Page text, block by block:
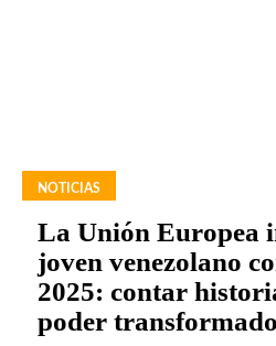
NOTICIAS
La Unión Europea
joven venezolano
2025: contar
poder